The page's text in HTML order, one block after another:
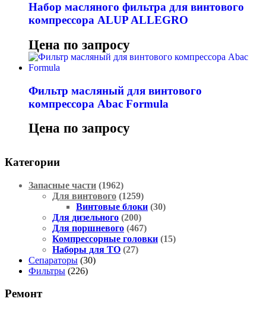
Набор масляного фильтра для винтового
компрессора ALUP ALLEGRO
Цена по запросу
Фильтр масляный для винтового
компрессора Abac Formula
Цена по запросу
Категории
Запасные части (1962)
Для винтового (1259)
Винтовые блоки (30)
Для дизельного (200)
Для поршневого (467)
Компрессорные головки (15)
Наборы для ТО (27)
Сепараторы (30)
Фильтры (226)
Ремонт